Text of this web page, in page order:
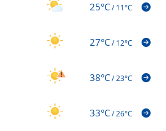
25°C/11°C
27°C/12°C
38°C/23°C
33°C/26°C